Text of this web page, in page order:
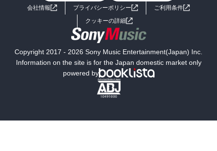
小説
海外小説
ミステリー SF
文学
会社情報 プライバシーポリシー
ご利用条件
クッキーの詳細
Copyright 2017 - 2026 Sony Music Entertainment(Japan) Inc.
Information on the site is for the Japan domestic market only
powered by